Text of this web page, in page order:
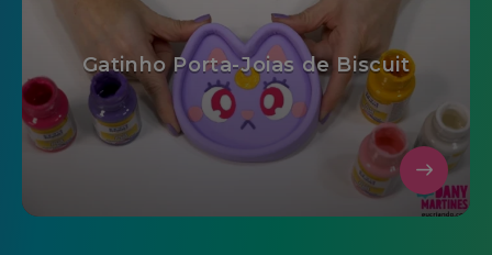
Gatinho Porta-Joias de Biscuit